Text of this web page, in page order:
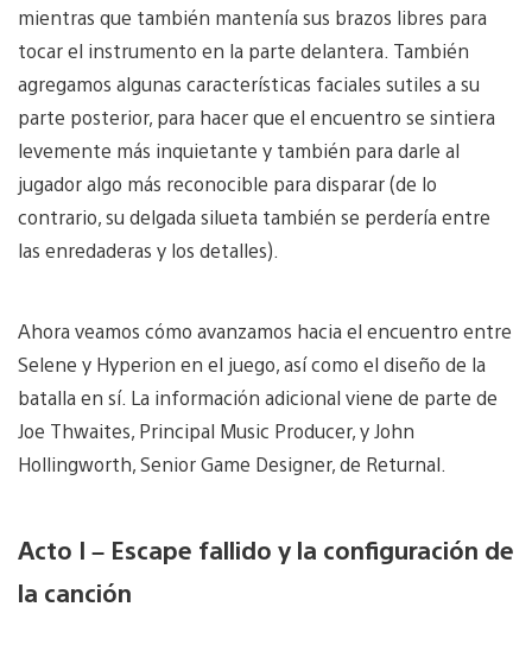
mientras que también mantenía sus brazos libres para
tocar el instrumento en la parte delantera. También
agregamos algunas características faciales sutiles a su
parte posterior, para hacer que el encuentro se sintiera
levemente más inquietante y también para darle al
jugador algo más reconocible para disparar (de lo
contrario, su delgada silueta también se perdería entre
las enredaderas y los detalles).
Ahora veamos cómo avanzamos hacia el encuentro entre
Selene y Hyperion en el juego, así como el diseño de la
batalla en sí. La información adicional viene de parte de
Joe Thwaites, Principal Music Producer, y John
Hollingworth, Senior Game Designer, de Returnal.
Acto I – Escape fallido y la configuración de
la canción